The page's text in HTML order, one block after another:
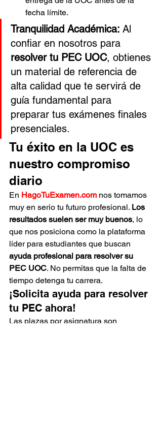
fecha límite.
Tranquilidad Académica: Al
confiar en nosotros para
resolver tu PEC UOC, obtienes
un material de referencia de
alta calidad que te servirá de
guía fundamental para
preparar tus exámenes finales
presenciales.
Tu éxito en la UOC es
nuestro compromiso
diario
En HagoTuExamen.com nos tomamos
muy en serio tu futuro profesional. Los
resultados suelen ser muy buenos, lo
que nos posiciona como la plataforma
líder para estudiantes que buscan
ayuda profesional para resolver su
PEC UOC. No permitas que la falta de
tiempo detenga tu carrera.
¡Solicita ayuda para resolver
tu PEC ahora!
Las plazas por asignatura son